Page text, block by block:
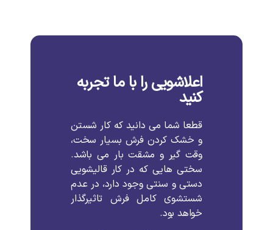
اعلاشویی را با ما تجربه
کنید
قطعا شما می دانید که کار شستن
و خشک کردن فرش بسیار سخت،
وقت گیر و مشقت بار می باشد.
سختی هایی که در کار قالیشویی
دستی و سنتی وجود دارد، در عدم
شستشوی کامل فرش تاثیرگذار
خواهد بود.